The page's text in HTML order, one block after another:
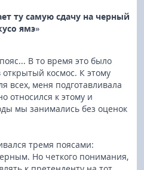
ту самую сдачу на черный
ямэ»
В то время это было
космос. К этому
всех, меня подготавливала
относился к этому и
мы занимались без оценок
тремя поясами:
Но четкого понимания,